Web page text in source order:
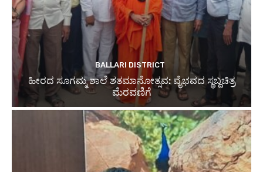
BALLARI DISTRICT
ಹೀರದ ಸೂಗಮ್ಮ ಶಾಲೆ ಶತಮಾನೋತ್ಸವ: ವೈಭವದ ಸ್ಥಬ್ದಚಿತ್ರ
ಮೆರವಣಿಗೆ